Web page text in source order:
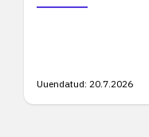
Uuendatud: 20.7.2026